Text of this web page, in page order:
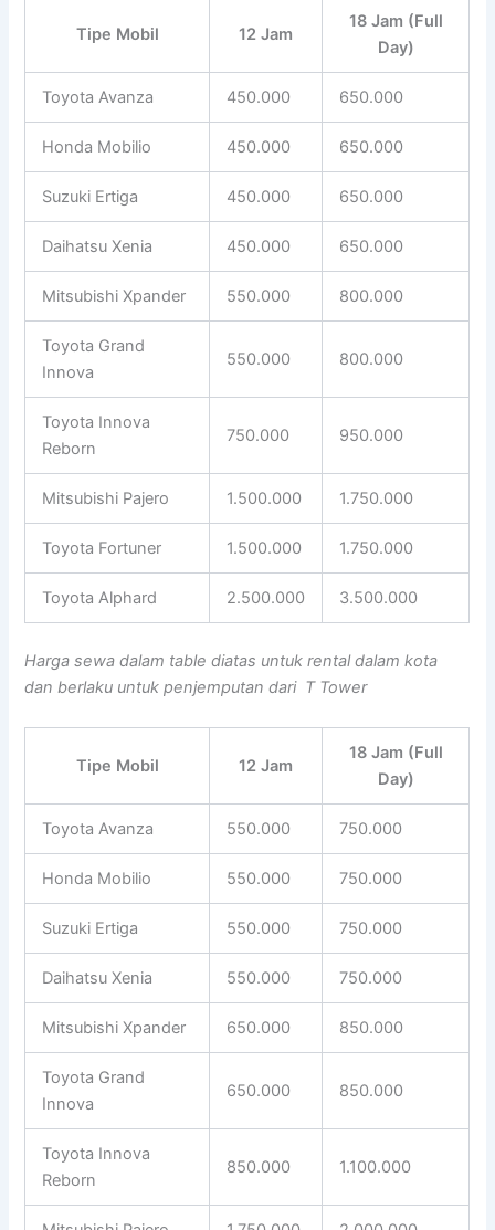
Tipe Mobil 12 Jam
18 Jam (Full
Day)
Toyota Avanza 450.000 650.000
Honda Mobilio 450.000 650.000
Suzuki Ertiga 450.000 650.000
Daihatsu Xenia 450.000 650.000
Mitsubishi Xpander 550.000 800.000
Toyota Grand
Innova
550.000 800.000
Toyota Innova
Reborn
750.000 950.000
Mitsubishi Pajero 1.500.000 1.750.000
Toyota Fortuner 1.500.000 1.750.000
Toyota Alphard 2.500.000 3.500.000
Harga sewa dalam table diatas untuk rental dalam kota
dan berlaku untuk penjemputan dari T Tower
Tipe Mobil 12 Jam
18 Jam (Full
Day)
Toyota Avanza 550.000 750.000
Honda Mobilio 550.000 750.000
Suzuki Ertiga 550.000 750.000
Daihatsu Xenia 550.000 750.000
Mitsubishi Xpander 650.000 850.000
Toyota Grand
Innova
650.000 850.000
Toyota Innova
Reborn
850.000 1.100.000